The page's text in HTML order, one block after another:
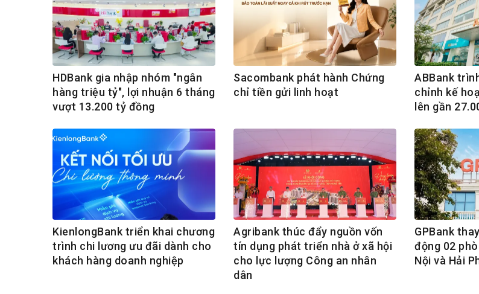
HDBank gia nhập nhóm "ngân
hàng triệu tỷ", lợi nhuận 6 tháng
vượt 13.200 tỷ đồng
Sacombank phát hành Chứng
chỉ tiền gửi linh hoạt
ABBank
chỉnh kế
lên gần
KienlongBank triển khai chương
trình chi lương ưu đãi dành cho
khách hàng doanh nghiệp
Agribank thúc đẩy nguồn vốn
tín dụng phát triển nhà ở xã hội
cho lực lượng Công an nhân
dân
GPBank
động 02
Nội và Hải